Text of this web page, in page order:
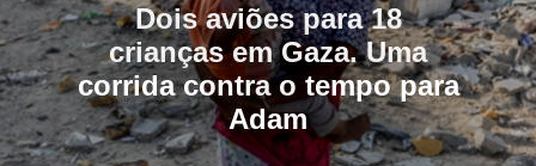
Dois aviões para 18
crianças em Gaza. Uma
corrida contra o tempo para
Adam